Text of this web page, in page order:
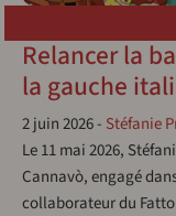
Relancer la
la gauche
2 juin 2026- Stéfanie
Le 11 mai 2026,
Cannavò, engagé
collaborateur du